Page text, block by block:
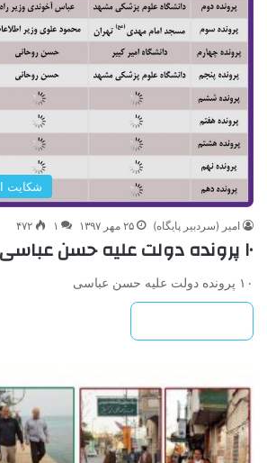
شکایت
امیر (سردبیر پایگاه) ۲۵ مهر ۱۳۹۷ ۱ ۴۷۲
۱۰ پرونده دولت علیه حسن عباسی
۱۰ پرونده دولت علیه حسن عباسی